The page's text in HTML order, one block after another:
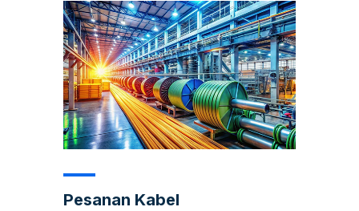
Pesanan Kabel